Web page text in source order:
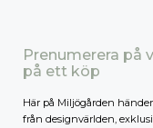
Prenumerera på
på ett köp
Här på Miljögården
från designvärlden,